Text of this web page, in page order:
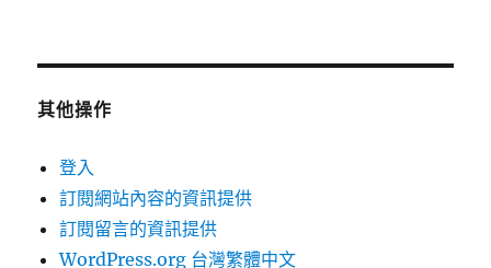
其他操作
登入
訂閱網站內容的資訊提供
訂閱留言的資訊提供
WordPress.org 台灣繁體中文